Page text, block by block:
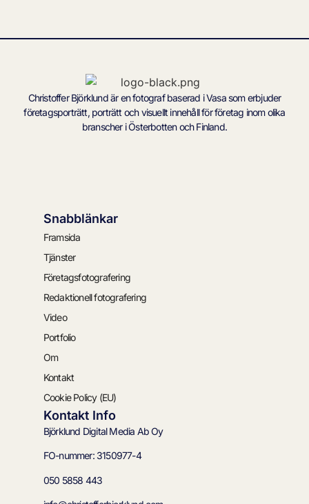
Christoffer Björklund är en fotograf baserad i Vasa som erbjuder
företagsporträtt, porträtt och visuellt innehåll för företag inom olika
branscher i Österbotten och Finland.
Snabblänkar
Framsida
Tjänster
Företagsfotografering
Redaktionell fotografering
Video
Portfolio
Om
Kontakt
Cookie Policy (EU)
Kontakt Info
Björklund Digital Media Ab Oy
FO-nummer: 3150977-4
050 5858 443